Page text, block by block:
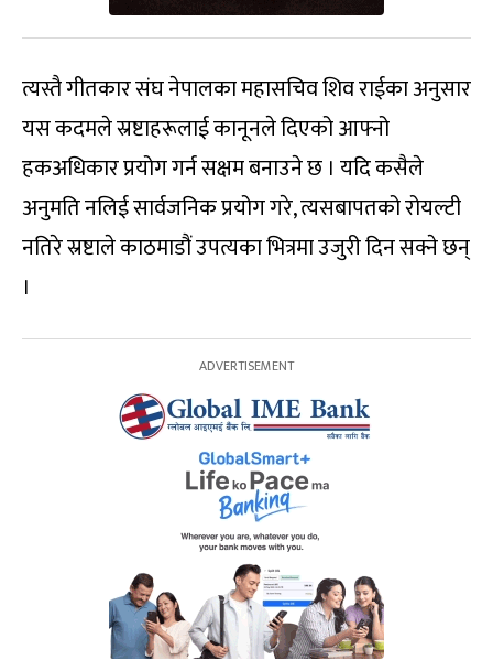
त्यस्तै गीतकार संघ नेपालका महासचिव शिव राईका अनुसार
यस कदमले स्रष्टाहरूलाई कानूनले दिएको आफ्नो
हकअधिकार प्रयोग गर्न सक्षम बनाउने छ । यदि कसैले
अनुमति नलिई सार्वजनिक प्रयोग गरे, त्यसबापतको रोयल्टी
नतिरे स्रष्टाले काठमाडौं उपत्यका भित्रमा उजुरी दिन सक्ने छन्
।